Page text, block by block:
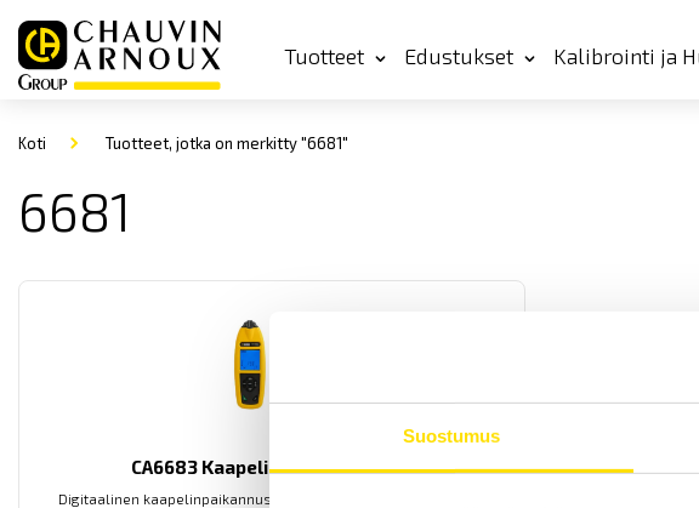
Suostumus
Tuotteet Edustukset Kalibrointi ja
Koti Tuotteet, jotka on merkitty "6681"
6681
CA6683 Kaapelinpaikannuslaite
Digitaalinen kaapelinpaikannuslaite 125 kHz:n hakutaajuudella,